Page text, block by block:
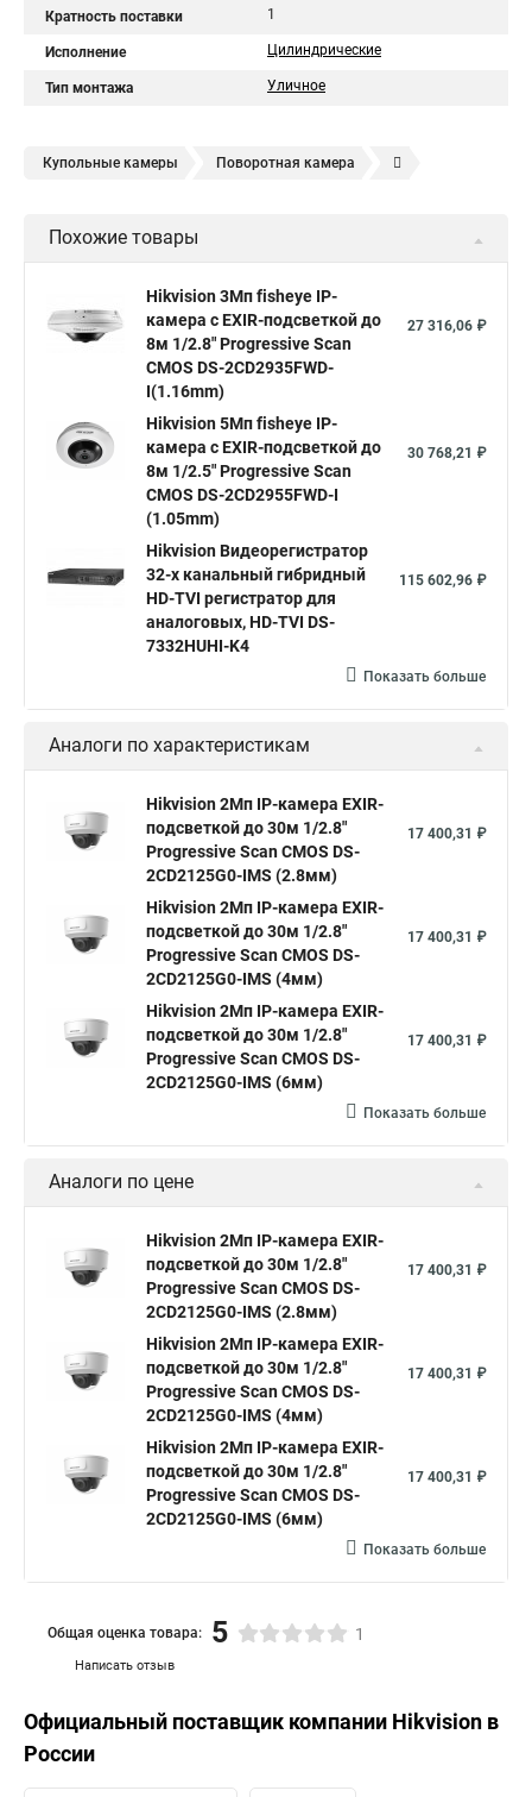
Кратность поставки 1
Исполнение Цилиндрические
Тип монтажа Уличное
Купольные камеры Поворотная камера
Камера видеонаблюдения hikvision
Hikvision купить Hikvision уличная ip камера
Hikvision poe
Hikvision 2 8 mm Hikvision camera Hikvision 2cd1148 i b
Видеонаблюдение Ip видеокамеры
Hikvision 2cd2142fwd
Hikvision ds 2cd1148 hikvision ds 2cd1148 i b
hikvision ds 2cd2042wd i Видеокамера hikvision
Видеокамеры hikvision ds
Камера Hikvision ds 2ce16d8t
Видеокамера hikvision hiwatch
Камера Hikvision ds 2cd2442fwd
Уличная камера Hikvision ip camera
Hikvision поворотная камера Hikvision купольная
Нikvision микрофон Hikvision поворотная
Hikvision порты
Похожие товары
Hikvision 3Мп fisheye IP-
камера c EXIR-подсветкой до
8м 1/2.8" Progressive Scan
CMOS DS-2CD2935FWD-
I(1.16mm)
27 316,06 ₽
Hikvision 5Мп fisheye IP-
камера c EXIR-подсветкой до
8м 1/2.5" Progressive Scan
CMOS DS-2CD2955FWD-I
(1.05mm)
30 768,21 ₽
Hikvision Видеорегистратор
32-х канальный гибридный
HD-TVI регистратор для
аналоговых, HD-TVI DS-
7332HUHI-K4
115 602,96 ₽
Показать больше
Аналоги по характеристикам
Hikvision 2Мп IP-камера EXIR-
подсветкой до 30м 1/2.8"
Progressive Scan CMOS DS-
2CD2125G0-IMS (2.8мм)
17 400,31 ₽
Hikvision 2Мп IP-камера EXIR-
подсветкой до 30м 1/2.8"
Progressive Scan CMOS DS-
2CD2125G0-IMS (4мм)
17 400,31 ₽
Hikvision 2Мп IP-камера EXIR-
подсветкой до 30м 1/2.8"
Progressive Scan CMOS DS-
2CD2125G0-IMS (6мм)
17 400,31 ₽
Показать больше
Аналоги по цене
Hikvision 2Мп IP-камера EXIR-
подсветкой до 30м 1/2.8"
Progressive Scan CMOS DS-
2CD2125G0-IMS (2.8мм)
17 400,31 ₽
Hikvision 2Мп IP-камера EXIR-
подсветкой до 30м 1/2.8"
Progressive Scan CMOS DS-
2CD2125G0-IMS (4мм)
17 400,31 ₽
Hikvision 2Мп IP-камера EXIR-
подсветкой до 30м 1/2.8"
Progressive Scan CMOS DS-
2CD2125G0-IMS (6мм)
17 400,31 ₽
Показать больше
Написать отзыв
Общая оценка товара: 5 1
Официальный поставщик компании Hikvision в
России